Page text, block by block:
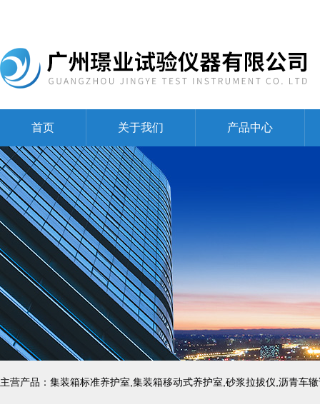
首页 关于我们 产品中心
主营产品：集装箱标准养护室,集装箱移动式养护室,砂浆拉拔仪,沥青车